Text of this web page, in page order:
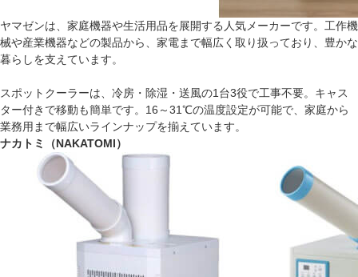
ヤマゼンは、家庭機器や生活用品を展開する人気メーカーです。工作機
械や産業機器などの製品から、家電まで幅広く取り扱っており、豊かな
暮らしを支えています。
スポットクーラーは、冷房・除湿・送風の1台3役で工事不要。キャス
ター付きで移動も簡単です。16～31℃の温度設定が可能で、家庭から
業務用まで幅広いラインナップを揃えています。
ナカトミ（NAKATOMI）